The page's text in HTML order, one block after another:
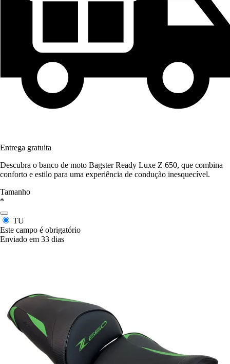
Entrega gratuita
Descubra o banco de moto Bagster Ready Luxe Z 650, que combina
conforto e estilo para uma experiência de condução inesquecível.
Tamanho
*
TU
Este campo é obrigatório
Enviado em 33 dias